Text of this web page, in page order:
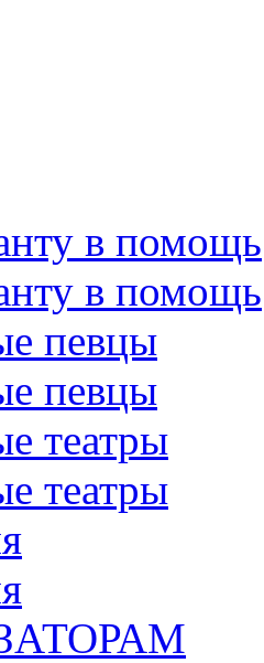
в помощь
в помощь
певцы
певцы
театры
театры